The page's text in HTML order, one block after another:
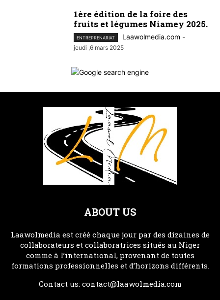
1ère édition de la foire des
fruits et légumes Niamey 2025.
ENTREPRENARIAT Laawolmedia.com -
jeudi ,6 mars 2025
ABOUT US
Laawolmedia est créé chaque jour par des dizaines de
collaborateurs et collaboratrices situés au Niger
comme à l’international, provenant de toutes
formations professionnelles et d’horizons différents.
Contact us: contact@laawolmedia.com